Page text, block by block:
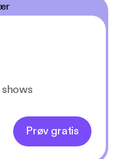
Prøv gratis